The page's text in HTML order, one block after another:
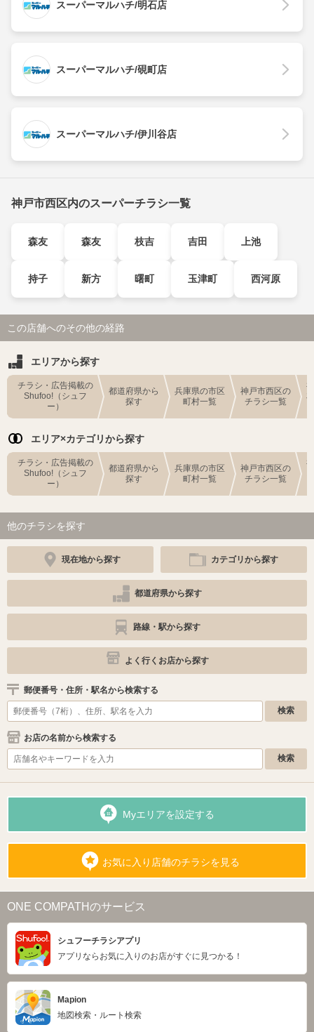
スーパーマルハチ/明石店
スーパーマルハチ/硯町店
スーパーマルハチ/伊川谷店
神戸市西区内のスーパーチラシ一覧
森友 森友 枝吉 吉田 上池
持子 新方 曙町 玉津町 西河原
この店舗へのその他の経路
エリアから探す
チラシ・広告掲載の
Shufoo!（シュフ
ー）
都道府県から
探す
兵庫県の市区
町村一覧
神戸市西区の
チラシ一覧
エリア×カテゴリから探す
チラシ・広告掲載の
Shufoo!（シュフ
ー）
都道府県から
探す
兵庫県の市区
町村一覧
神戸市西区の
チラシ一覧
他のチラシを探す
現在地から探す カテゴリから探す
都道府県から探す
路線・駅から探す
よく行くお店から探す
郵便番号・住所・駅名から検索する
お店の名前から検索する
Myエリアを設定する
お気に入り店舗のチラシを見る
ONE COMPATHのサービス
シュフーチラシアプリ
アプリならお気に入りのお店がすぐに見つかる！
Mapion
地図検索・ルート検索